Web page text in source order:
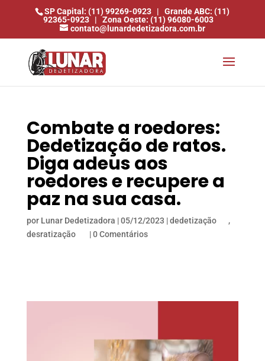
SP Capital: (11) 99269-0923 |Grande ABC: (11)
92365-0923|Zona Oeste: (11) 96080-6003
contato@lunardedetizadora.com.br
Combate a roedores:
Dedetização de ratos.
Diga adeus aos
roedores e recupere a
paz na sua casa.
por Lunar Dedetizadora |05/12/2023 |dedetização
,
desratização
|0 Comentários